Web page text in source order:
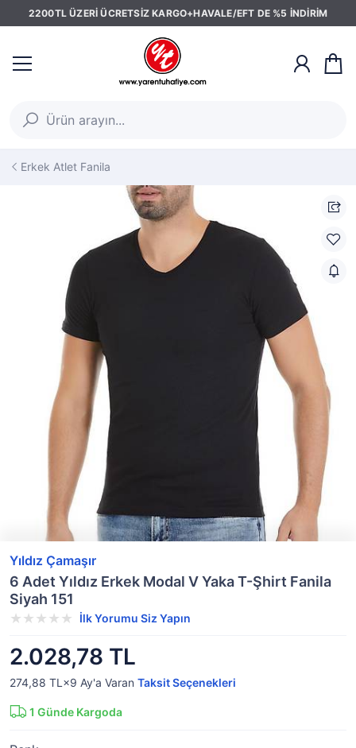
2200TL ÜZERİ ÜCRETSİZ KARGO+HAVALE/EFT DE %5 İNDİRİM
Erkek Atlet Fanila
Yıldız Çamaşır
6 Adet Yıldız Erkek Modal V Yaka T-Şhirt Fanila
Siyah 151
İlk Yorumu Siz Yapın
2.028,78 TL
274,88 TL×9 Ay'a Varan Taksit Seçenekleri
1 Günde Kargoda